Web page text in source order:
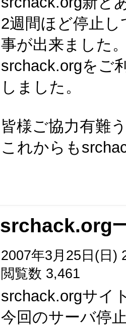
2週間ほど停止
事が出来ました
srchack.orgをご
しました。
皆様ご協力有難
これからも
srchack.org
2007年3月25日(日)
閲覧数 3,461
srchack.orgサイ
今回のサーバ停